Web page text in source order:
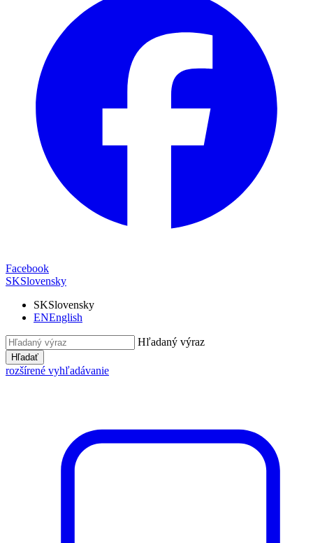
Facebook
SKSlovensky
SKSlovensky
ENEnglish
Hľadaný výraz
Hľadať
rozšírené vyhľadávanie